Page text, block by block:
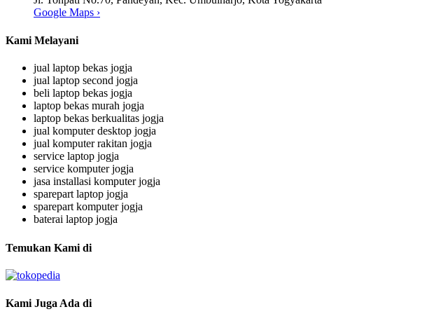
Google Maps ›
Kami Melayani
jual laptop bekas jogja
jual laptop second jogja
beli laptop bekas jogja
laptop bekas murah jogja
laptop bekas berkualitas jogja
jual komputer desktop jogja
jual komputer rakitan jogja
service laptop jogja
service komputer jogja
jasa installasi komputer jogja
sparepart laptop jogja
sparepart komputer jogja
baterai laptop jogja
Temukan Kami di
Kami Juga Ada di